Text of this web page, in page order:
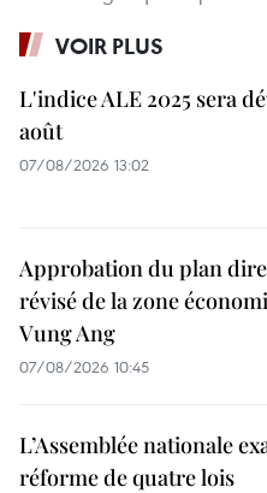
VOIR PLUS
L'indice ALE 2025 sera
août
07/08/2026 13:02
Approbation du plan
révisé de la zone
Vung Ang
07/08/2026 10:45
L’Assemblée nationale
réforme de quatre lois